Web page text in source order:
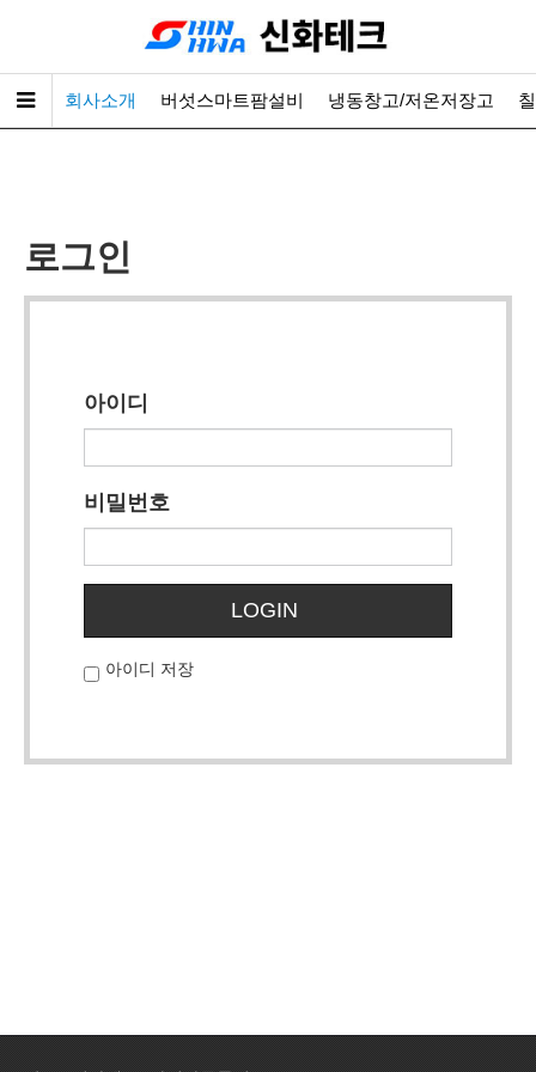
회사소개 버섯스마트팜설비 냉동창고/저온저장고
로그인
아이디
비밀번호
LOGIN
아이디 저장